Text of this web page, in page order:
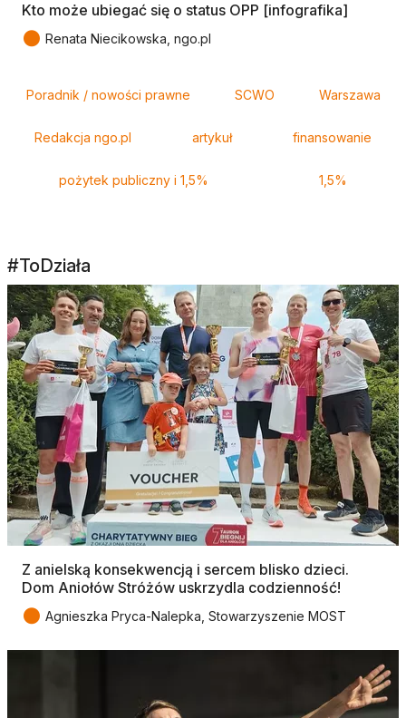
Kto może ubiegać się o status OPP [infografika]
● Renata Niecikowska, ngo.pl
Poradnik / nowości prawne SCWO Warszawa
Redakcja ngo.pl artykuł finansowanie
pożytek publiczny i 1,5% 1,5%
#ToDziała
Z anielską konsekwencją i sercem blisko dzieci.
Dom Aniołów Stróżów uskrzydla codzienność!
● Agnieszka Pryca-Nalepka, Stowarzyszenie MOST